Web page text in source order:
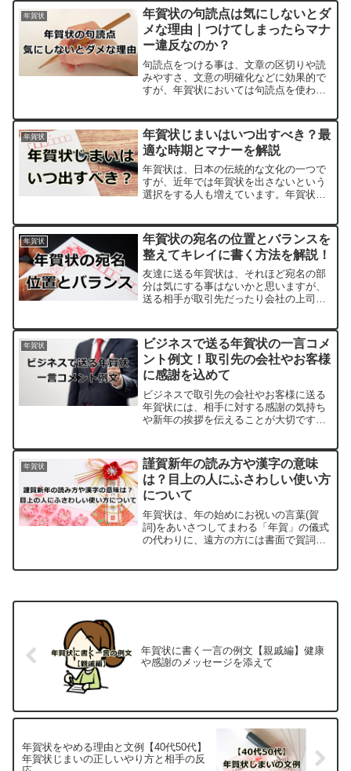
えたりすることもあります。そんなとき
には、年賀状じまい...
年賀状
年賀状の句読点は気にしないとダ
メな理由｜つけてしまったらマナ
ー違反なのか？
句読点をつける事は、文章の区切りや読
みやすさ、文意の明確化などに効果的で
すが、年賀状においては句読点を使わな
ないとダメなのでしょうか？そして、句
読点をつけてしまったらどの...
年賀状
年賀状じまいはいつ出すべき？最
適な時期とマナーを解説
年賀状は、日本の伝統的な文化の一つで
すが、近年では年賀状を出さないという
選択をする人も増えています。年賀状を
うか。また、どのように伝えるのが良い
のでしょうか。この記事で...
年賀状
年賀状の宛名の位置とバランスを
整えてキレイに書く方法を解説！
友達に送る年賀状は、それほど宛名の部
分は気にする事はないかと思いますが、
送る相手が取引先だったり会社の上司、
い」といった考えがよぎると思います。
しかし、年賀状の宛名の位置...
年賀状
ビジネスで送る年賀状の一言コメ
ント例文！取引先の会社やお客様
に感謝を込めて
ビジネスで取引先の会社やお客様に送る
年賀状には、相手に対する感謝の気持ち
や新年の挨拶を伝えることが大切です。
いのではないでしょうか。そこで、この
記事では、取引先の会社や...
年賀状
謹賀新年の読み方や漢字の意味
は？目上の人にふさわしい使い方
について
年賀状は、年の始めにお祝いの言葉(賀
詞)をあいさつしてまわる「年賀」の儀式
の代わりに、遠方の方には書面で賀詞を
年賀状に書く一言の例文【親戚編】健康
や感謝のメッセージを添えて
年賀状をやめる理由と文例【40代50代】
年賀状じまいの正しいやり方と相手の反